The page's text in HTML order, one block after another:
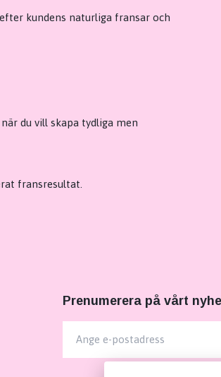
kundens naturliga fransar och
du vill skapa tydliga men
fransresultat.
Prenumerera på vårt